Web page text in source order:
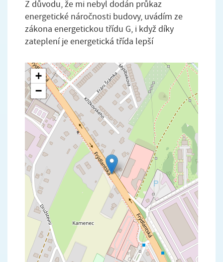
Z důvodu, že mi nebyl dodán průkaz
energetické náročnosti budovy, uvádím ze
zákona energetickou třídu G, i když díky
zateplení je energetická třída lepší
+
−